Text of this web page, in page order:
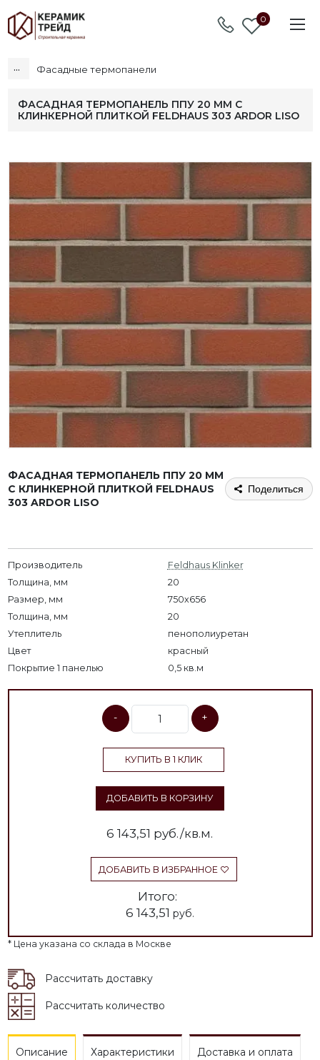
0
... Фасадные термопанели
ФАСАДНАЯ ТЕРМОПАНЕЛЬ ППУ 20 ММ С
КЛИНКЕРНОЙ ПЛИТКОЙ FELDHAUS 303 ARDOR LISO
ФАСАДНАЯ ТЕРМОПАНЕЛЬ ППУ 20 ММ
С КЛИНКЕРНОЙ ПЛИТКОЙ FELDHAUS
303 ARDOR LISO
Поделиться
Производитель
Feldhaus Klinker
Толщина, мм
20
Размер, мм
750х656
Толщина, мм
20
Утеплитель
пенополиуретан
Цвет
красный
Покрытие 1 панелью
0,5 кв.м
- +
КУПИТЬ В 1 КЛИК
ДОБАВИТЬ В КОРЗИНУ
6 143,51 руб./кв.м.
ДОБАВИТЬ В ИЗБРАННОЕ
Итого:
6 143,51 руб.
* Цена указана со склада в Москве
Рассчитать доставку
Рассчитать количество
Описание Характеристики Доставка и оплата